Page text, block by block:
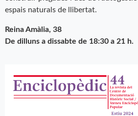
espais naturals de llibertat.
Reina Amàlia, 38
De dilluns a dissabte de 18:30 a 21 h.